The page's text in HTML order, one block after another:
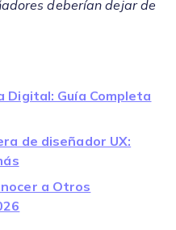
deberían dejar de
Digital: Guía Completa
de diseñador UX:
a Otros